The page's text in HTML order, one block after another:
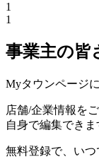
1
1
事業主の皆
Myタウンページ
店舗/企業情報を
自身で編集できま
無料登録で、いつ